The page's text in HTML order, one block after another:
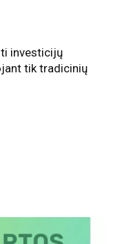
investicijų
tik tradicinių